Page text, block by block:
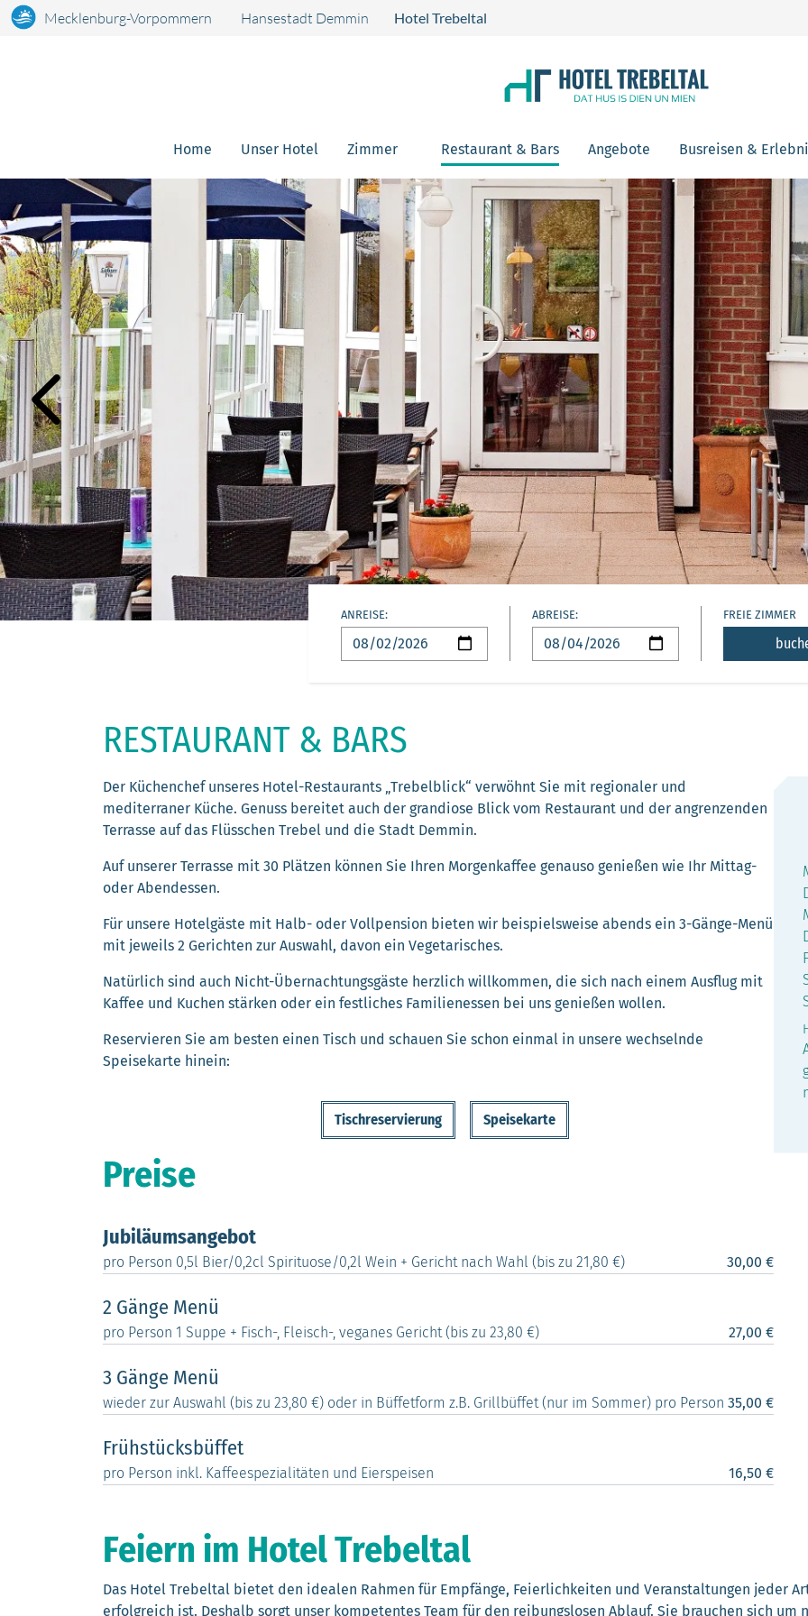
Mecklenburg-Vorpommern Hansestadt Demmin Hotel Trebeltal
Home Unser Hotel Zimmer Restaurant & Bars Angebote Busreisen &
Bildslider, der automatisch bzw. durch Klick auf links/rechts die Bilder wechselt.
ANREISE: ABREISE: FREIE ZIMMER
RESTAURANT & BARS
Der Küchenchef unseres Hotel-Restaurants „Trebelblick“ verwöhnt Sie mit regionaler und
mediterraner Küche. Genuss bereitet auch der grandiose Blick vom Restaurant und der angrenzenden
Terrasse auf das Flüsschen Trebel und die Stadt Demmin.
Auf unserer Terrasse mit 30 Plätzen können Sie Ihren Morgenkaffee genauso genießen wie Ihr Mittag-
oder Abendessen.
Für unsere Hotelgäste mit Halb- oder Vollpension bieten wir beispielsweise abends ein 3-Gänge-Menü
mit jeweils 2 Gerichten zur Auswahl, davon ein Vegetarisches.
Natürlich sind auch Nicht-Übernachtungsgäste herzlich willkommen, die sich nach einem Ausflug mit
Kaffee und Kuchen stärken oder ein festliches Familienessen bei uns genießen wollen.
Reservieren Sie am besten einen Tisch und schauen Sie schon einmal in unsere wechselnde
Speisekarte hinein:
Tischreservierung Speisekarte
Preise
Jubiläumsangebot
pro Person 0,5l Bier/0,2cl Spirituose/0,2l Wein + Gericht nach Wahl (bis zu 21,80 €) 30,00 €
2 Gänge Menü
pro Person 1 Suppe + Fisch-, Fleisch-, veganes Gericht (bis zu 23,80 €) 27,00 €
3 Gänge Menü
wieder zur Auswahl (bis zu 23,80 €) oder in Büffetform z.B. Grillbüffet (nur im Sommer) pro Person 35,00 €
Frühstücksbüffet
pro Person inkl. Kaffeespezialitäten und Eierspeisen 16,50 €
Feiern im Hotel Trebeltal
Das Hotel Trebeltal bietet den idealen Rahmen für Empfänge, Feierlichkeiten und Veranstaltungen jeder
erfolgreich ist. Deshalb sorgt unser kompetentes Team für den reibungslosen Ablauf. Sie brauchen sich um